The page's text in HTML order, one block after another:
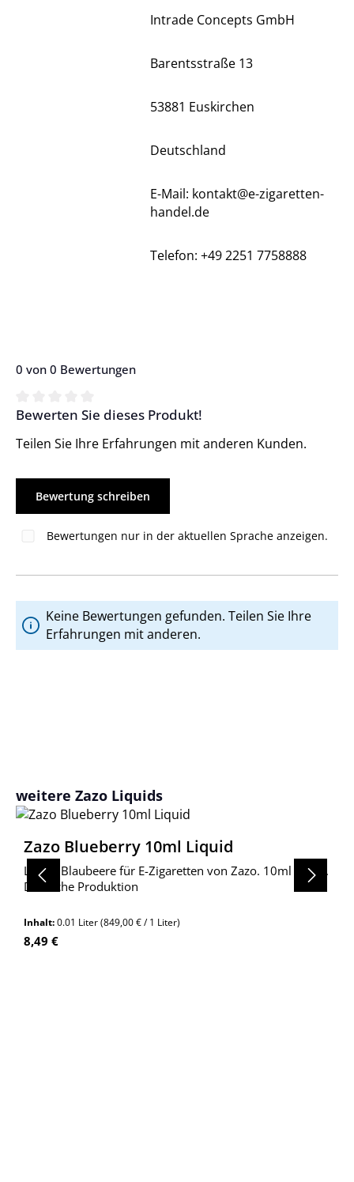
Intrade Concepts GmbH
Barentsstraße 13
53881 Euskirchen
Deutschland
E-Mail: kontakt@e-zigaretten-
handel.de
Telefon: +49 2251 7758888
0 von 0 Bewertungen
Durchschnittliche Bewertung von 0 von 5 Sternen
Bewerten Sie dieses Produkt!
Teilen Sie Ihre Erfahrungen mit anderen Kunden.
Bewertung schreiben
Bewertungen nur in der aktuellen Sprache anzeigen.
Keine Bewertungen gefunden. Teilen Sie Ihre
Erfahrungen mit anderen.
Produktgalerie überspringen
weitere Zazo Liquids
Zazo Blueberry 10ml Liquid
Liquid Blaubeere für E-Zigaretten von Zazo. 10ml Inhalt.
Deutsche Produktion
Inhalt:0.01 Liter(849,00 € / 1 Liter)
Regulärer Preis:
8,49 €